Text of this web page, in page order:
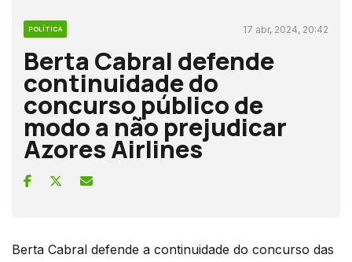
POLÍTICA 17 abr, 2024, 20:42
Berta Cabral defende
continuidade do
concurso público de
modo a não prejudicar
Azores Airlines
Berta Cabral defende a continuidade do concurso das